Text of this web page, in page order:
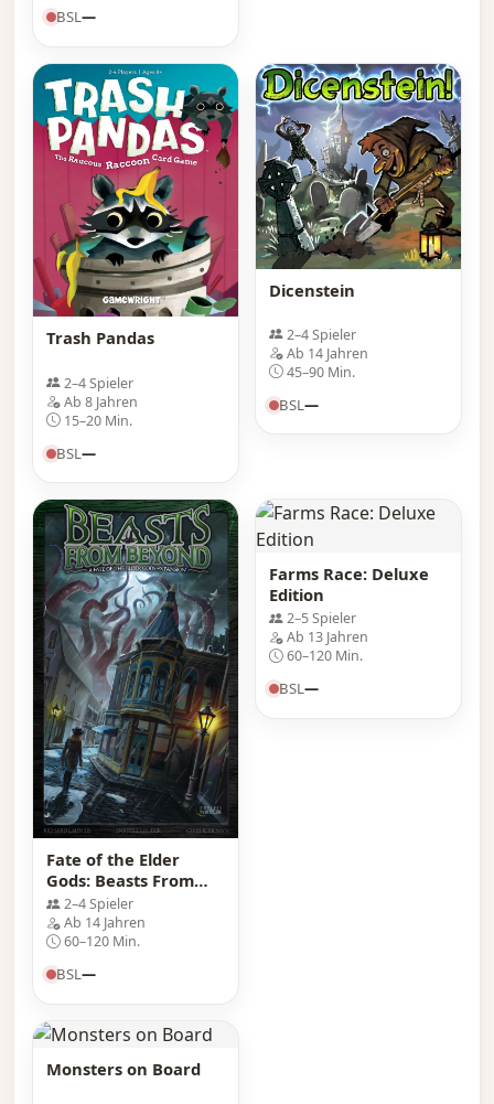
BSL—
Trash Pandas
2–4 Spieler
Ab 8 Jahren
15–20 Min.
BSL —
Dicenstein
2–4 Spieler
Ab 14 Jahren
45–90 Min.
BSL—
Fate of the Elder
Gods: Beasts From
Beyond
2–4 Spieler
Ab 14 Jahren
60–120 Min.
BSL—
Farms Race: Deluxe
Edition
2–5 Spieler
Ab 13 Jahren
60–120 Min.
BSL—
Monsters on Board